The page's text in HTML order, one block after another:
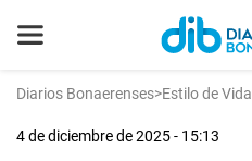
Diarios Bonaerenses>Estilo de Vida
4 de diciembre de 2025 - 15:13